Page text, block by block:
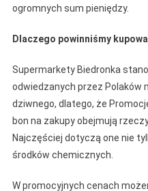
ogromnych sum pieniędzy.
Dlaczego powinniśmy
Supermarkety Biedronka
odwiedzanych przez Polaków
dziwnego, dlatego, że
bon na zakupy obejmują
Najczęściej dotyczą one nie
środków chemicznych.
W promocyjnych cenach